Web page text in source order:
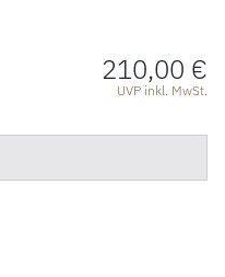
210,00 €
UVP inkl. MwSt.